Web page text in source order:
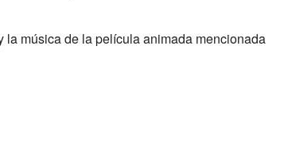
música de la película animada mencionada